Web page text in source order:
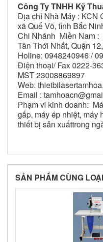
Công Ty TNHH Kỹ
Địa chỉ Nhà Máy : KCN
xã Quế Võ, tỉnh Bắc
Chi Nhánh Miền Nam :
Tân Thới Nhất, Quận
Holine: 0948240946 /
Điện thoại/ Fax 0222-
MST 23008869897
Web:
Email :
Phạm vi kinh doanh:
gấp, máy ép nhiệt, máy
thiết bị sản xuấttrong
SẢN PHẨM CÙNG LOẠI